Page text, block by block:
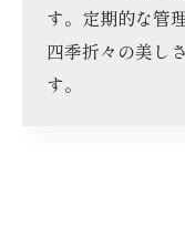
す。定期的な管
四季折々の美し
す。